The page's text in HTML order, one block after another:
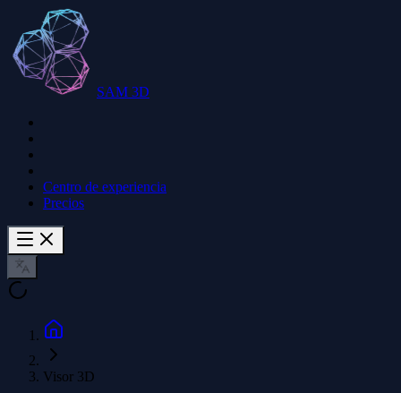
SAM 3D
Centro de experiencia
Precios
Visor 3D